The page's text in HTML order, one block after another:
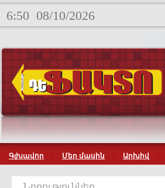
6:50 08/10/2026
Գլխավոր Մեր մասին Արխիվ